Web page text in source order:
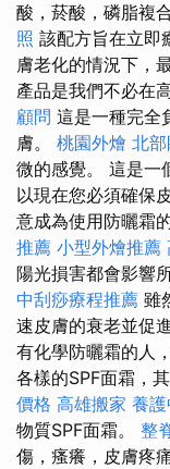
酸，菸酸，磷脂複
照 該配方旨在立即
膚老化的情況下，
產品是我們不必在
顧問 這是一種完全
膚。 桃園外燴 北
微的感覺。 這是一
以現在您必須確保
意成為使用防曬霜
推薦 小型外燴推薦
陽光損害都會影響
中刮痧療程推薦 雖
速皮膚的衰老並促
有化學防曬霜的人
各樣的SPF面霜，
價格 高雄搬家 養
物質SPF面霜。 整
傷，瘙癢，皮膚疼